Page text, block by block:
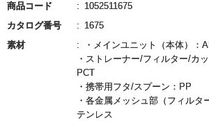
商品コード
1052511675
カタログ番号
1675
素材
・メインユニット（本体）：
・ストレーナー/フィルター/カ
PCT
・携帯用フタ/スプーン：PP
・各金属メッシュ部（フィルタ
テンレス